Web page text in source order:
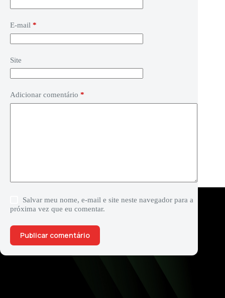
E-mail *
Site
Adicionar comentário *
Salvar meu nome, e-mail e site neste navegador para a
próxima vez que eu comentar.
Publicar comentário